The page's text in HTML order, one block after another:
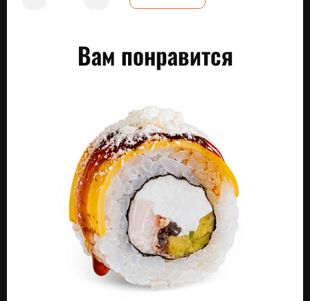
Вам понравится